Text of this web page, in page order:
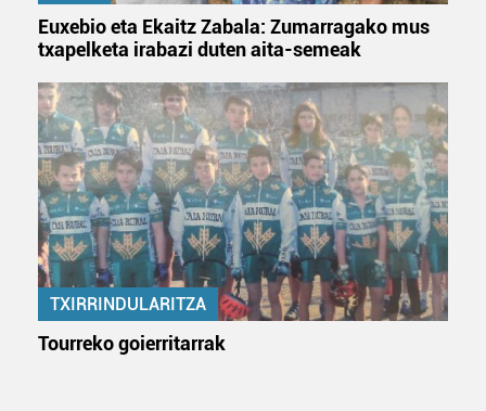
Euxebio eta Ekaitz Zabala: Zumarragako mus
txapelketa irabazi duten aita-semeak
TXIRRINDULARITZA
Tourreko goierritarrak